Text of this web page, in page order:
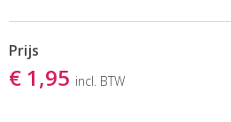
Prijs
€ 1,95 incl. BTW